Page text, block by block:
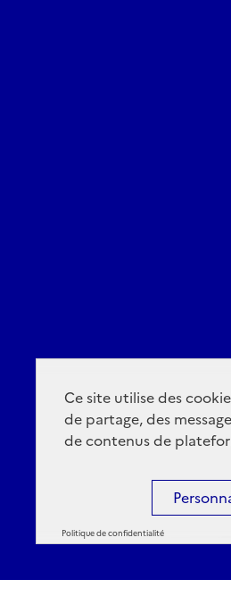
Ce site utilise des
de partage, des
de contenus de
Politique de confidentialité